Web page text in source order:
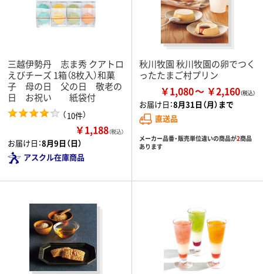
三越伊勢丹 志ま秀 クアトロ
えびチーズ 1箱（8枚入）和菓
子 母の日 父の日 敬老の
日 お祝い 紙袋付
（10件）
￥1,188（税込）
お届け日：8月9日（日）
アスクル在庫商品
秋川牧園 秋川牧園の卵でつく
ったたまご村プリン
￥1,080 ￥2,160
お届け日：8月31日（月）まで
直送品
メーカー品番・販売単位違いの商品が2商品
あります